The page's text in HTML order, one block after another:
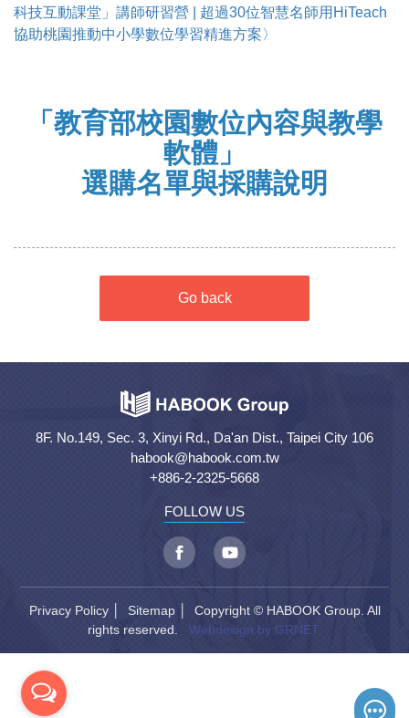
科技互動課堂」講師研習營 | 超過30位智慧名師用HiTeach
協助桃園推動中小學數位學習精進方案〉
「教育部校園數位內容與教學
軟體」
選購名單與採購說明
Go back
8F. No.149, Sec. 3, Xinyi Rd., Da'an Dist., Taipei City 106
habook@habook.com.tw
+886-2-2325-5668
FOLLOW US
Privacy Policy│ Sitemap│ Copyright © HABOOK Group. All
rights reserved. Webdesign by GRNET.